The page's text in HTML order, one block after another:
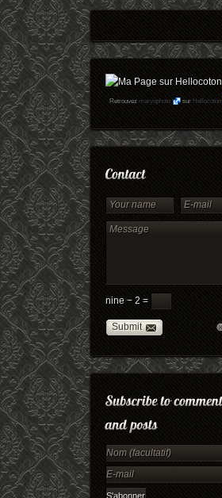
Retrouvezmaryophoto surHellocoton
nine − 2 =
Submit